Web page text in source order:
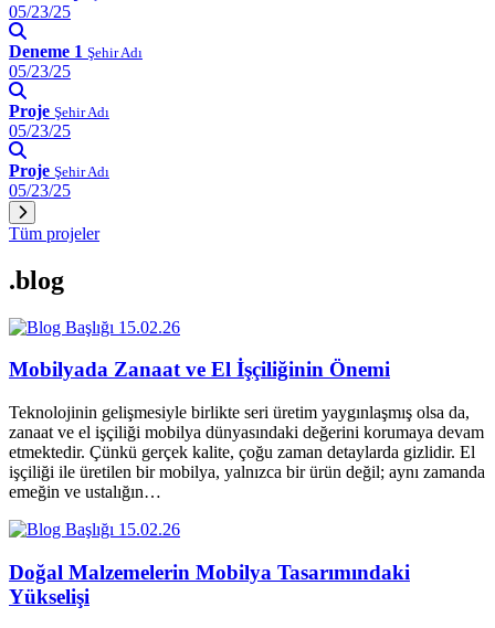
05/23/25
Deneme 1 Şehir Adı
05/23/25
Proje Şehir Adı
05/23/25
Proje Şehir Adı
05/23/25
Tüm projeler
.blog
15.02.26
Mobilyada Zanaat ve El İşçiliğinin Önemi
Teknolojinin gelişmesiyle birlikte seri üretim yaygınlaşmış olsa da,
zanaat ve el işçiliği mobilya dünyasındaki değerini korumaya devam
etmektedir. Çünkü gerçek kalite, çoğu zaman detaylarda gizlidir. El
işçiliği ile üretilen bir mobilya, yalnızca bir ürün değil; aynı zamanda
emeğin ve ustalığın…
15.02.26
Doğal Malzemelerin Mobilya Tasarımındaki
Yükselişi